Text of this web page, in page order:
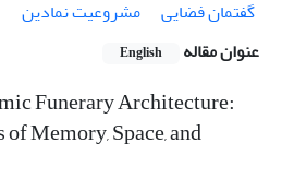
گفتمان فضایی
مشروعیت نمادین
عنوان مقاله
English
Funerary Architecture:
Memory, Space, and